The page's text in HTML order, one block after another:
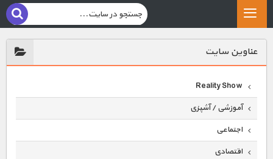
عناوين سايت
Reality Show
آموزشی / آشپزی
اجتماعی
اقتصادی